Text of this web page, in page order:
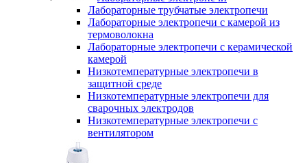
Лабораторные трубчатые электропечи
Лабораторные электропечи с камерой из
термоволокна
Лабораторные электропечи с керамической
камерой
Низкотемпературные электропечи в
защитной среде
Низкотемпературные электропечи для
cварочных электродов
Низкотемпературные электропечи с
вентилятором